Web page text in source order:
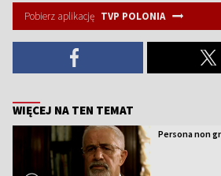
Pobierz aplikację TVP POLONIA
WIĘCEJ NA TEN TEMAT
Persona non